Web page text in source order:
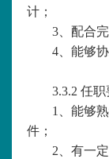
计；
3、配合
4、能够
3.3.2 任
1、能够
件；
2、有一